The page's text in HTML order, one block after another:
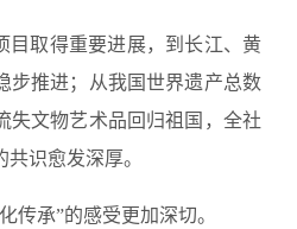
取得重要进展，到长江、黄
步推进；从我国世界遗产总数
失文物艺术品回归祖国，全社
识愈发深厚。
承”的感受更加深切。